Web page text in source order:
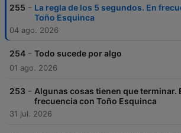
255 - La regla de los 5 segundos. En
Toño Esquinca
04 ago. 2026
254 - Todo sucede por algo
01 ago. 2026
253 - Algunas cosas tienen que terminar.
frecuencia con Toño Esquinca
31 jul. 2026